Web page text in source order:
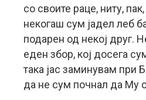
со своите раце, ниту,
некогаш сум јадел леб
подарен од некој друг.
еден збор, кој досега
така јас заминувам при
да не сум почнал да Му